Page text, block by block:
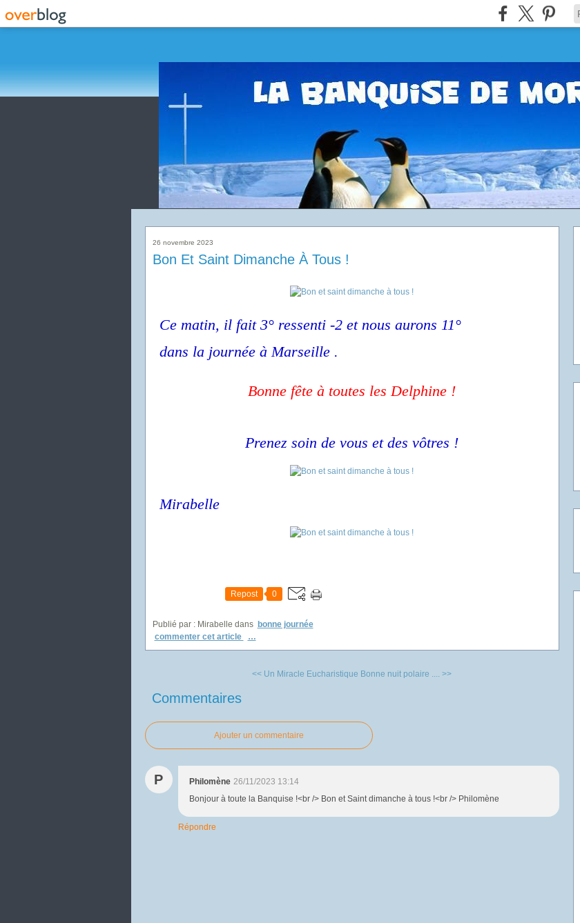
26 novembre 2023
Bon Et Saint Dimanche À Tous !
Ce matin, il fait 3° ressenti -2 et nous aurons 11°
dans la journée à Marseille .
Bonne fête à toutes les Delphine !
Prenez soin de vous et des vôtres !
Mirabelle
Repost 0
Publié par : Mirabelle dans bonne journée
commenter cet article
…
<< Un Miracle Eucharistique Bonne nuit polaire .... >>
Commentaires
Ajouter un commentaire
P Philomène 26/11/2023 13:14
Bonjour à toute la Banquise !<br /> Bon et Saint dimanche à tous !<br /> Philomène
Répondre